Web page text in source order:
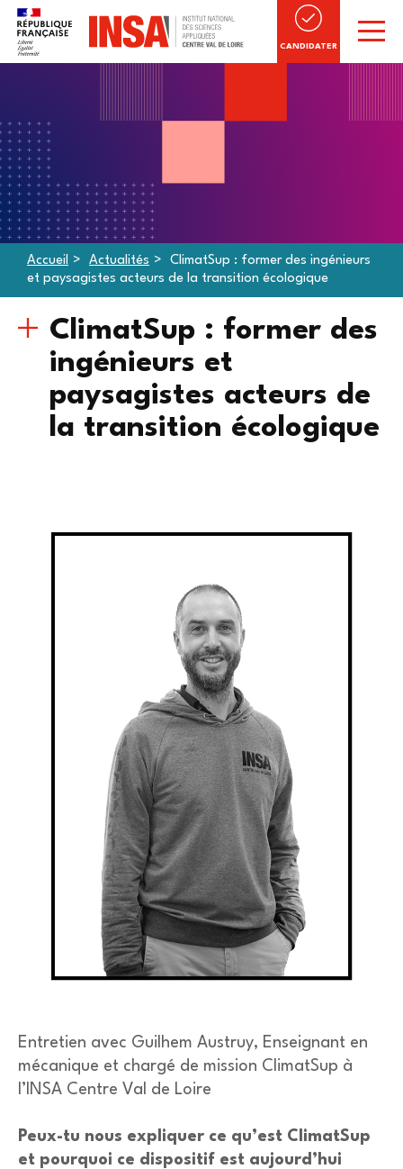
CANDIDATER
Accueil Actualités
ClimatSup : former des ingénieurs
et paysagistes acteurs de la transition écologique
ClimatSup : former des
ingénieurs et
paysagistes acteurs de
la transition écologique
Entretien avec Guilhem Austruy, Enseignant en
mécanique et chargé de mission ClimatSup à
l’INSA Centre Val de Loire
Peux-tu nous expliquer ce qu’est ClimatSup
et pourquoi ce dispositif est aujourd’hui